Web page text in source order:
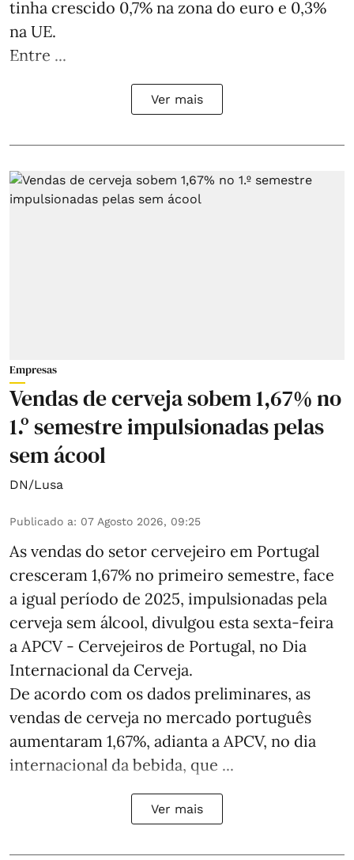
tinha crescido 0,7% na zona do euro e 0,3%
na UE.
Entre ...
Ver mais
Empresas
Vendas de cerveja sobem 1,67% no
1.º semestre impulsionadas pelas
sem ácool
DN/Lusa
Publicado a: 07 Agosto 2026, 09:25
As vendas do setor cervejeiro em Portugal
cresceram 1,67% no primeiro semestre, face
a igual período de 2025, impulsionadas pela
cerveja sem álcool, divulgou esta sexta-feira
a APCV - Cervejeiros de Portugal, no Dia
Internacional da Cerveja.
De acordo com os dados preliminares, as
vendas de cerveja no mercado português
aumentaram 1,67%, adianta a APCV, no dia
internacional da bebida, que ...
Ver mais